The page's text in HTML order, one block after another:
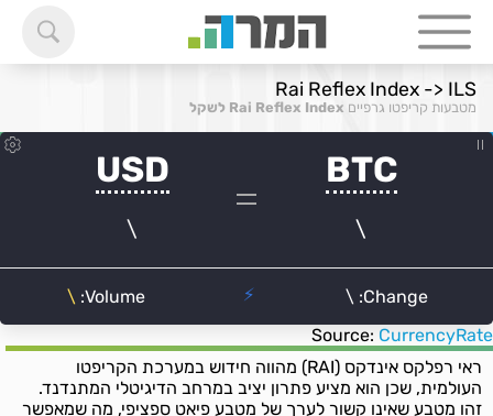
Rai Reflex Index -> ILS
מטבעות קריפטו גרפיים Rai Reflex Index לשקל
Source: CurrencyRate
ראי רפלקס אינדקס (RAI) מהווה חידוש במערכת הקריפטו
העולמית, שכן הוא מציע פתרון יציב במרחב הדיגיטלי המתנדנד.
זהו מטבע שאינו קשור לערך של מטבע פיאט ספציפי, מה שמאפשר